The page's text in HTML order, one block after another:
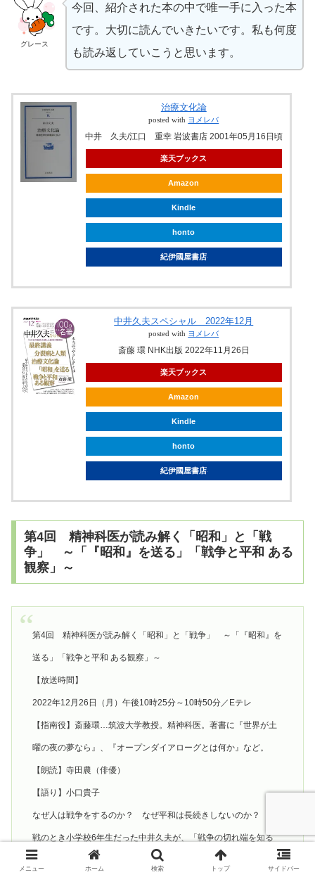
グレース
今回、紹介された本の中で唯一手に入った本
です。大切に読んでいきたいです。私も何度
も読み返していこうと思います。
治療文化論
posted with ヨメレバ
中井 久夫/江口 重幸 岩波書店 2001年05月16日頃
楽天ブックス
Amazon
Kindle
honto
紀伊國屋書店
中井久夫スペシャル 2022年12月
posted with ヨメレバ
斎藤 環 NHK出版 2022年11月26日
楽天ブックス
Amazon
Kindle
honto
紀伊國屋書店
第4回 精神科医が読み解く「昭和」と「戦
争」 ～「『昭和』を送る」「戦争と平和 ある
観察」～
第4回 精神科医が読み解く「昭和」と「戦争」 ～「『昭和』を
送る」「戦争と平和 ある観察」～
【放送時間】
2022年12月26日（月）午後10時25分～10時50分／Eテレ
【指南役】斎藤環…筑波大学教授。精神科医。著書に『世界が土
曜の夜の夢なら』、『オープンダイアローグとは何か』など。
【朗読】寺田農（俳優）
【語り】小口貴子
なぜ人は戦争をするのか？ なぜ平和は長続きしないのか？ 敗
戦のとき小学校6年生だった中井久夫が、「戦争の切れ端を知る
者」として書いた文章が「戦争と平和 ある観察」だ。戦争は「過
メニュー ホーム 検索 トップ サイドバー